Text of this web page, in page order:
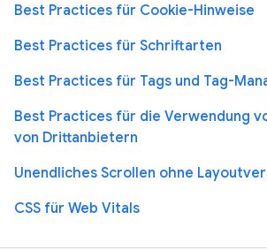
Best Practices für Cookie-Hinweise
Best Practices für Schriftarten
Best Practices für Tags und Tag-
Best Practices für die Verwendung
von Drittanbietern
Unendliches Scrollen ohne
CSS für Web Vitals